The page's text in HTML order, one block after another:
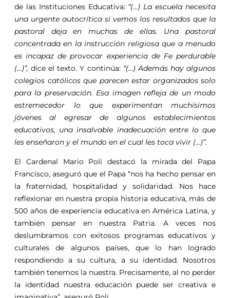
de las Instituciones Educativa: “(…) La escuela necesita
una urgente autocrítica si vemos los resultados que la
pastoral deja en muchas de ellas. Una pastoral
concentrada en la instrucción religiosa que a menudo
es incapaz de provocar experiencia de Fe perdurable
(…)”, dice el texto. Y continúa: “(…) Además hay algunos
colegios católicos que parecen estar organizados solo
para la preservación. Esa imagen refleja de un modo
estremecedor lo que experimentan muchísimos
jóvenes al egresar de algunos establecimientos
educativos, una insalvable inadecuación entre lo que
les enseñaron y el mundo en el cual les toca vivir (…)”.
El Cardenal Mario Poli destacó la mirada del Papa
Francisco, aseguró que el Papa “nos ha hecho pensar en
la fraternidad, hospitalidad y solidaridad. Nos hace
reflexionar en nuestra propia historia educativa, más de
500 años de experiencia educativa en América Latina, y
también pensar en nuestra Patria. A veces nos
deslumbramos con exitosos programas educativos y
culturales de algunos países, que lo han logrado
respondiendo a su cultura, a su identidad. Nosotros
también tenemos la nuestra. Precisamente, al no perder
la identidad nuestra educación puede ser creativa e